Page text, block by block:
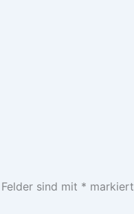
sind mit * markiert